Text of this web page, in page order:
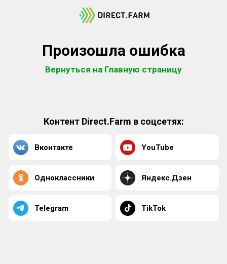
Произошла ошибка
Вернуться на Главную страницу
Контент Direct.Farm в соцсетях:
Вконтакте YouTube
Одноклассники Яндекс.Дзен
Telegram TikTok